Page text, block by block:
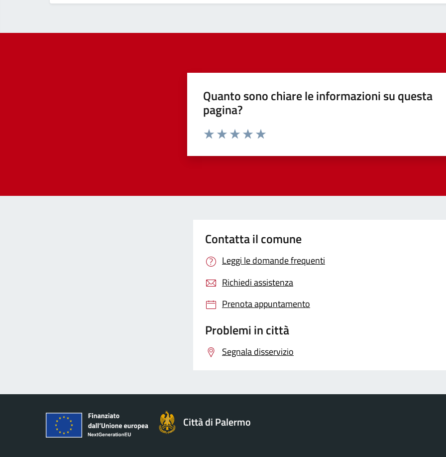
Quanto sono chiare le informazioni su questa
pagina?
Contatta il comune
Leggi le domande frequenti
Richiedi assistenza
Prenota appuntamento
Problemi in città
Segnala disservizio
Città di Palermo